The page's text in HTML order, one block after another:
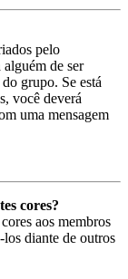
pelo
de ser
grupo. Se está
você deverá
uma mensagem
cores?
aos membros
diante de outros